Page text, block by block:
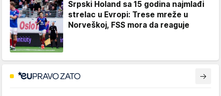
Srpski Holand sa 15 godina najmlađi
strelac u Evropi: Trese mreže u
Norveškoj, FSS mora da reaguje